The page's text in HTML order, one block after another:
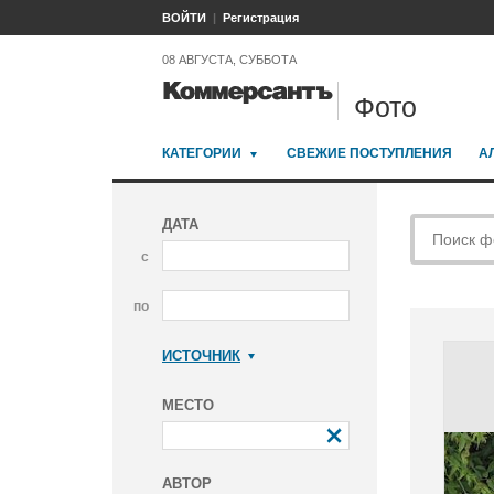
ВОЙТИ Регистрация
08 АВГУСТА, СУББОТА
Фото
КАТЕГОРИИ СВЕЖИЕ ПОСТУПЛЕНИЯ
ДАТА
с
по
ИСТОЧНИК
МЕСТО
АВТОР